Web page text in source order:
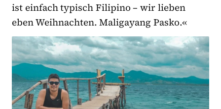
ist einfach typisch Filipino – wir lieben
eben Weihnachten. Maligayang Pasko.«